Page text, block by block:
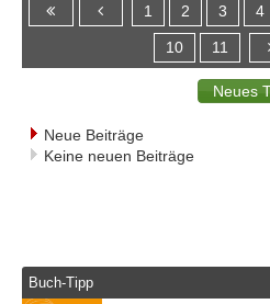
1 2 3 4
10 11
Neue Beiträge
Keine neuen Beiträge
Buch-Tipp